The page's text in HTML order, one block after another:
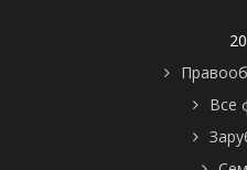
Все